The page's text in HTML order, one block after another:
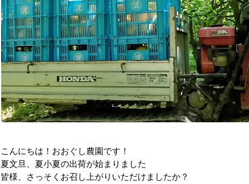
こんにちは！おおぐし農園です！
夏文旦、夏小夏の出荷が始まりました
皆様、さっそくお召し上がりいただけましたか？